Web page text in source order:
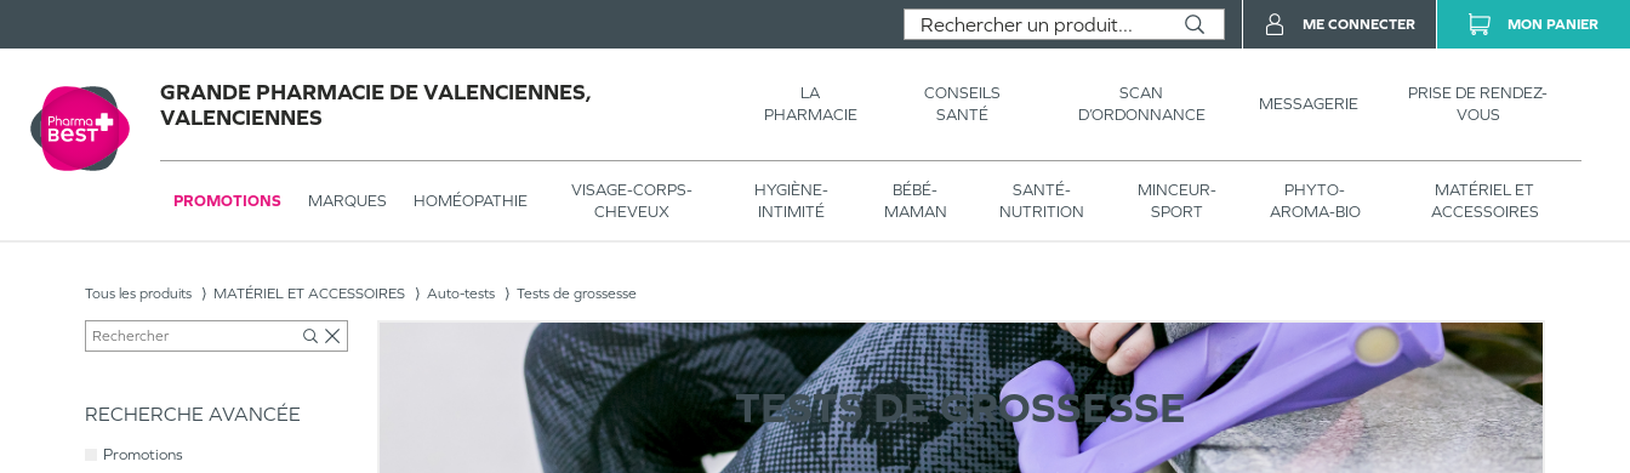
GRANDE PHARMACIE DE VALENCIENNES,
VALENCIENNES
LA
PHARMACIE
CONSEILS
SANTÉ
SCAN
D’ORDONNANCE
MESSAGERIE
PRISE DE RENDEZ-
VOUS
PROMOTIONS MARQUES HOMÉOPATHIE
VISAGE-CORPS-
CHEVEUX
HYGIÈNE-
INTIMITÉ
BÉBÉ-
MAMAN
SANTÉ-
NUTRITION
MINCEUR-
SPORT
PHYTO-
AROMA-BIO
MATÉRIEL ET
ACCESSOIRES
ME CONNECTER MON PANIER
Tous les produits MATÉRIEL ET ACCESSOIRES Auto-tests Tests de grossesse
RECHERCHE AVANCÉE
Promotions
TESTS DE GROSSESSE